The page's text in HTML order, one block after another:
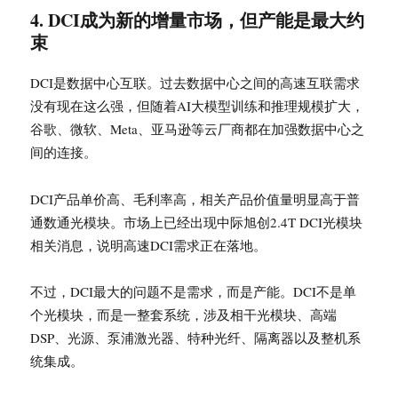
4. DCI成为新的增量市场，但产能是最大约
束
DCI是数据中心互联。过去数据中心之间的高速互联需求
没有现在这么强，但随着AI大模型训练和推理规模扩大，
谷歌、微软、Meta、亚马逊等云厂商都在加强数据中心之
间的连接。
DCI产品单价高、毛利率高，相关产品价值量明显高于普
通数通光模块。市场上已经出现中际旭创2.4T DCI光模块
相关消息，说明高速DCI需求正在落地。
不过，DCI最大的问题不是需求，而是产能。DCI不是单
个光模块，而是一整套系统，涉及相干光模块、高端
DSP、光源、泵浦激光器、特种光纤、隔离器以及整机系
统集成。